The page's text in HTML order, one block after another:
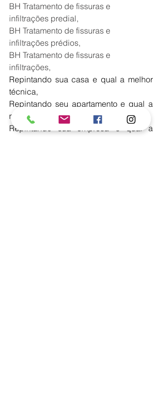
BH Tratamento de fissuras e
infiltrações predial,
BH Tratamento de fissuras e
infiltrações prédios,
BH Tratamento de fissuras e
infiltrações,
Repintando sua casa e qual a melhor
técnica,
Repintando seu apartamento e qual a
melhor técnica,
Repintando sua empresa e qual a